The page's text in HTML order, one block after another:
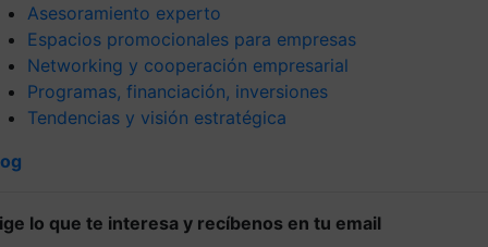
Asesoramiento experto
Espacios promocionales para empresas
Networking y cooperación empresarial
Programas, financiación, inversiones
Tendencias y visión estratégica
lo que te interesa y recíbenos en tu email